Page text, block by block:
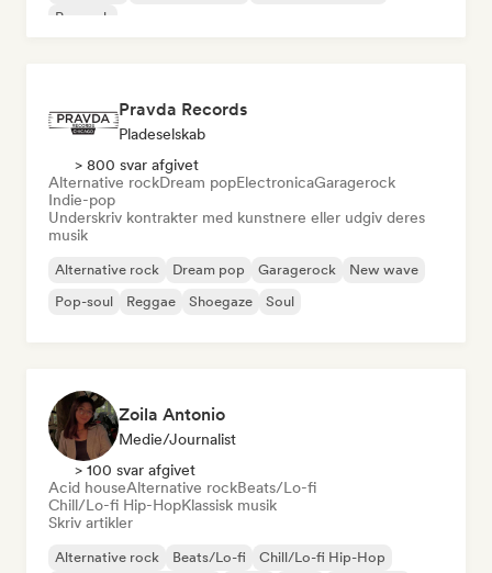
Poprock
Pravda Records
Pladeselskab
> 800 svar afgivet
Alternative rockDream popElectronicaGaragerock
Indie-pop
Underskriv kontrakter med kunstnere eller udgiv deres
musik
Alternative rock Dream pop Garagerock
New wave
Pop-soul
Reggae Shoegaze Soul
Zoila Antonio
Medie/journalist
> 100 svar afgivet
Acid houseAlternative rockBeats/Lo-fi
Chill/Lo-fi Hip-HopKlassisk musik
Skriv artikler
Alternative rock Beats/Lo-fi
Chill/Lo-fi Hip-Hop